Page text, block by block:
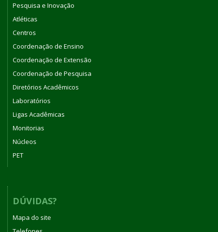
Pesquisa e Inovação
Atléticas
Centros
Coordenação de Ensino
Coordenação de Extensão
Coordenação de Pesquisa
Diretórios Acadêmicos
Laboratórios
Ligas Acadêmicas
Monitorias
Núcleos
PET
DÚVIDAS?
Mapa do site